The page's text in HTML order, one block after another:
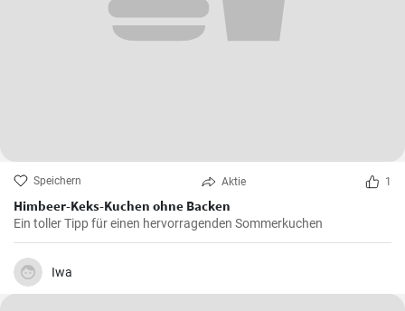
Speichern Aktie 1
Himbeer-Keks-Kuchen ohne Backen
Ein toller Tipp für einen hervorragenden Sommerkuchen
Iwa